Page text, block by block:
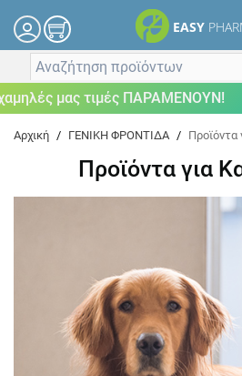
EASY
μας τιμές ΠΑΡΑΜΕΝΟΥΝ!
Αρχική / ΓΕΝΙΚΗ ΦΡΟΝΤΙΔΑ / Προϊόντα
Προϊόντα για